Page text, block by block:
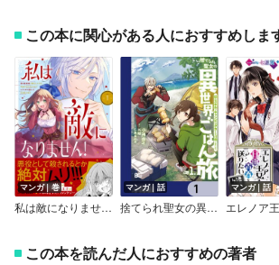
この本に関心がある人におすすめしま
マンガ｜巻
私は敵になりません！ 悪の魔術師に転生したけど、死ぬのはごめんなのでシナリオに逆らって生き延びます
マンガ｜話
捨てられ聖女の異世界ごはん旅 隠れスキルでキャンピングカーを召喚しました【分冊版】
マンガ｜話
この本を読んだ人におすすめの著者